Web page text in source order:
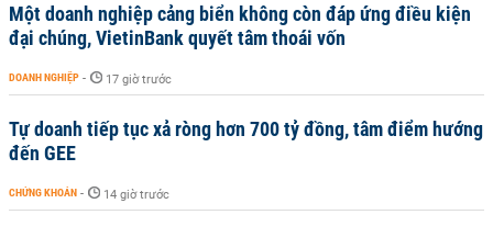
Một doanh nghiệp cảng biển không còn đáp ứng điều kiện
đại chúng, VietinBank quyết tâm thoái vốn
DOANH NGHIỆP - 17 giờ trước
Tự doanh tiếp tục xả ròng hơn 700 tỷ đồng, tâm điểm hướng
đến GEE
CHỨNG KHOÁN - 14 giờ trước